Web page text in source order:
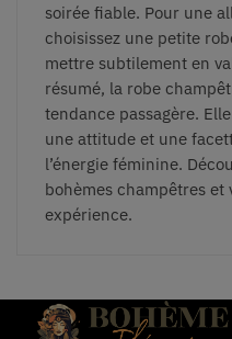
soirée fiable. Pour une
choisissez une petite
mettre subtilement en
résumé, la robe
tendance passagère.
une attitude et une
l’énergie féminine.
bohèmes champêtres et
expérience.